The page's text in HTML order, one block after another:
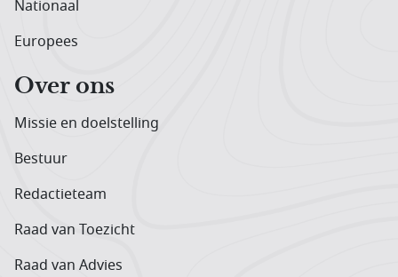
Nationaal
Europees
Over ons
Missie en doelstelling
Bestuur
Redactieteam
Raad van Toezicht
Raad van Advies